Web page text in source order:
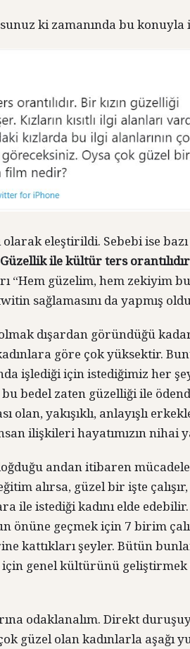
ki zamanında bu konuyla
olarak eleştirildi. Sebebi ise
Güzellik ile kültür ters orantılıdır
“Hem güzelim, hem zekiyim
sağlamasını da yapmış
dışardan göründüğü
göre çok yüksektir.
işlediği için istediğimiz her
bedel zaten güzelliği ile
olan, yakışıklı, anlayışlı
ilişkileri hayatımızın nihai
andan itibaren
alırsa, güzel bir işte
ile istediği kadını elde
önüne geçmek için 7 birim
kattıkları şeyler. Bütün
için genel kültürünü
odaklanalım. Direkt
güzel olan kadınlarla aşağı